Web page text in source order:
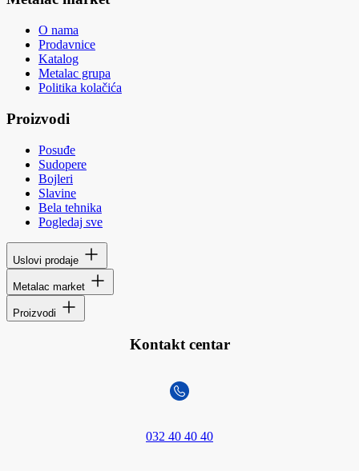
O nama
Prodavnice
Katalog
Metalac grupa
Politika kolačića
Proizvodi
Posuđe
Sudopere
Bojleri
Slavine
Bela tehnika
Pogledaj sve
Uslovi prodaje
Metalac market
Proizvodi
Kontakt centar
032 40 40 40